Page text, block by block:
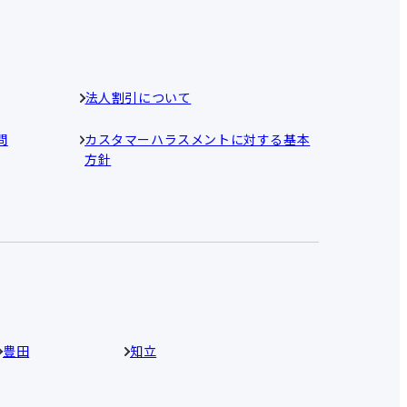
法人割引について
カスタマーハラスメントに対する基本
方針
豊田 知立